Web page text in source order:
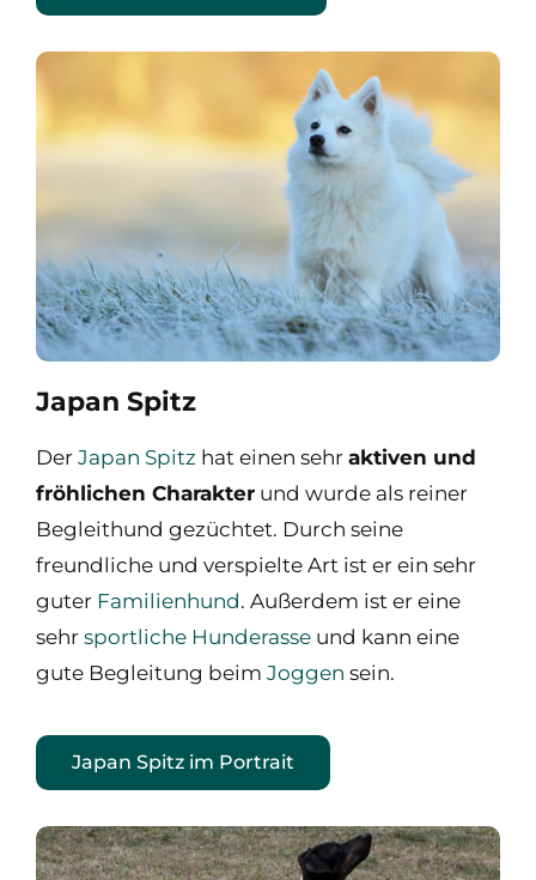
Japan Spitz
Der Japan Spitz hat einen sehr aktiven und
fröhlichen Charakter und wurde als reiner
Begleithund gezüchtet. Durch seine
freundliche und verspielte Art ist er ein sehr
guter Familienhund. Außerdem ist er eine
sehr sportliche Hunderasse und kann eine
gute Begleitung beim Joggen sein.
Japan Spitz im Portrait